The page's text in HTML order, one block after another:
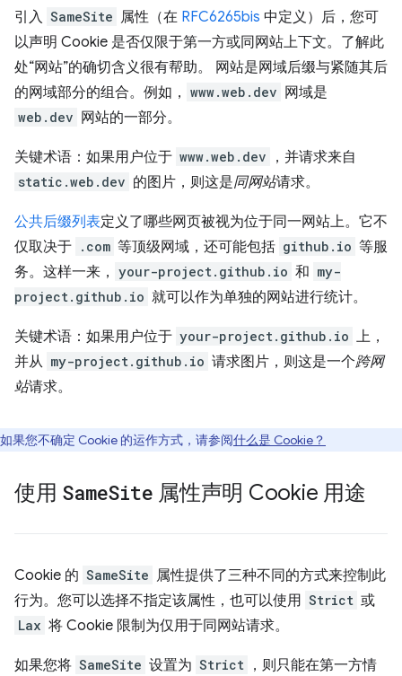
引入 SameSite 属性（在 RFC6265bis 中定义）后，您可
以声明 Cookie 是否仅限于第一方或同网站上下文。了解此
处“网站”的确切含义很有帮助。 网站是网域后缀与紧随其后
的网域部分的组合。例如， www.web.dev 网域是
web.dev 网站的一部分。
关键术语：如果用户位于 www.web.dev ，并请求来自
static.web.dev 的图片，则这是同网站请求。
公共后缀列表定义了哪些网页被视为位于同一网站上。它不
仅取决于 .com 等顶级网域，还可能包括 github.io 等服
务。这样一来， your-project.github.io 和 my-
project.github.io 就可以作为单独的网站进行统计。
关键术语：如果用户位于 your-project.github.io 上，
并从 my-project.github.io 请求图片，则这是一个跨网
站请求。
如果您不确定 Cookie 的运作方式，请参阅什么是 Cookie？
使用 SameSite 属性声明 Cookie 用途
Cookie 的 SameSite 属性提供了三种不同的方式来控制此
行为。您可以选择不指定该属性，也可以使用 Strict 或
Lax 将 Cookie 限制为仅用于同网站请求。
如果您将 SameSite 设置为 Strict ，则只能在第一方情